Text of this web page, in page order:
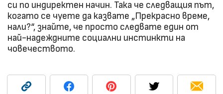
си по индиректен начин. Така че следващия път,
когато се чуете да казвате „Прекрасно време,
нали?“, знайте, че просто следвате един от
най-надеждните социални инстинкти на
човечеството.